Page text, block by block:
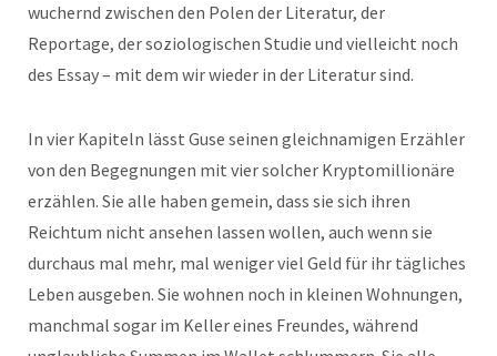
wuchernd zwischen den Polen der Literatur, der
Reportage, der soziologischen Studie und vielleicht noch
des Essay – mit dem wir wieder in der Literatur sind.
In vier Kapiteln lässt Guse seinen gleichnamigen Erzähler
von den Begegnungen mit vier solcher Kryptomillionäre
erzählen. Sie alle haben gemein, dass sie sich ihren
Reichtum nicht ansehen lassen wollen, auch wenn sie
durchaus mal mehr, mal weniger viel Geld für ihr tägliches
Leben ausgeben. Sie wohnen noch in kleinen Wohnungen,
manchmal sogar im Keller eines Freundes, während